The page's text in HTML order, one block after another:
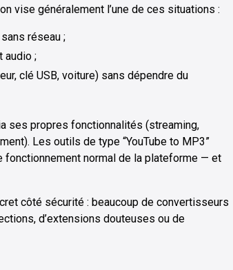
vise généralement l’une de ces situations :
sans réseau ;
audio ;
clé USB, voiture) sans dépendre du
ses propres fonctionnalités (streaming,
Les outils de type “YouTube to MP3”
fonctionnement normal de la plateforme — et
côté sécurité : beaucoup de convertisseurs
d’extensions douteuses ou de